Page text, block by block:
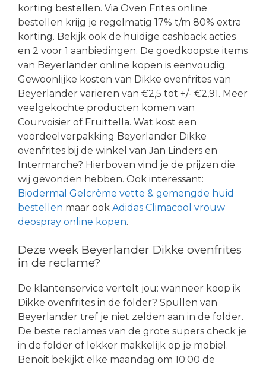
korting bestellen. Via Oven Frites online
bestellen krijg je regelmatig 17% t/m 80% extra
korting. Bekijk ook de huidige cashback acties
en 2 voor 1 aanbiedingen. De goedkoopste items
van Beyerlander online kopen is eenvoudig.
Gewoonlijke kosten van Dikke ovenfrites van
Beyerlander variëren van €2,5 tot +/- €2,91. Meer
veelgekochte producten komen van
Courvoisier of Fruittella. Wat kost een
voordeelverpakking Beyerlander Dikke
ovenfrites bij de winkel van Jan Linders en
Intermarche? Hierboven vind je de prijzen die
wij gevonden hebben. Ook interessant:
Biodermal Gelcrème vette & gemengde huid
bestellen maar ook Adidas Climacool vrouw
deospray online kopen.
Deze week Beyerlander Dikke ovenfrites
in de reclame?
De klantenservice vertelt jou: wanneer koop ik
Dikke ovenfrites in de folder? Spullen van
Beyerlander tref je niet zelden aan in de folder.
De beste reclames van de grote supers check je
in de folder of lekker makkelijk op je mobiel.
Benoit bekijkt elke maandag om 10:00 de